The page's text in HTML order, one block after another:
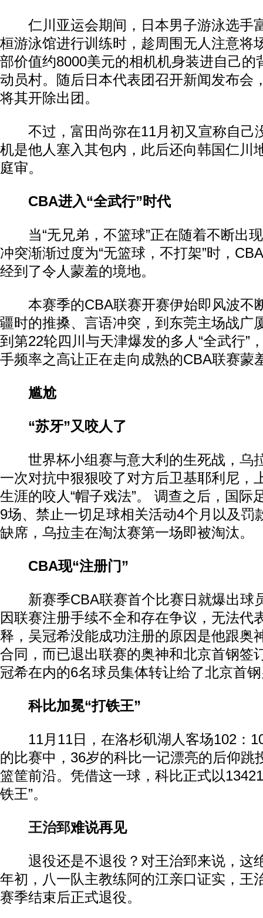
仁川亚运会期间，日本男子游泳选手
桓游泳馆进行训练时，趁周围无人注意将
部价值约8000美元的相机机身装进自己的
动员村。随后日本代表团召开新闻发布会
将其开除出团。
不过，富田尚弥在11月初又宣称自己
机是他人塞入其包内，此后还向韩国仁川
庭审。
CBA进入“全武行”时代
当“无兄弟，不篮球”正在随着不断出
冲突渐渐过度为“无篮球，不打架”时，
经到了令人蒙羞的境地。
本赛季的CBA联赛开赛伊始即风波不
疆时的推搡、言语冲突，到东莞主场战广
到第22轮四川与天津爆发的多人“全武行”
手频率之高让正在走向成熟的CBA联赛蒙
尴尬
“苏牙”又咬人了
世界杯小组赛与意大利的生死战， 乌
一次对抗中狠狠咬了对方后卫基耶利尼，
生涯的咬人“帽子戏法”。 调查之后，国际
9场、禁止一切足球相关活动4个月以及罚
缺席，乌拉圭在淘汰赛第一场即被淘汰。
CBA现“注册门”
新赛季CBA联赛首个比赛日就爆出球
因联赛注册手续不全和存在争议，无法代
释，吴冠希没能成功注册的原因是他跟奥
合同，而已退出联赛的奥神和北京首钢签
冠希在内的6名球员集体转让给了北京首
科比加冕“打铁王”
11月11日，在洛杉矶湖人客场102：
的比赛中，36岁的科比一记漂亮的后仰跳
篮筐前沿。凭借这一球，科比正式以
铁王”。
王治郅难说再见
退役还是不退役？对王治郅来说，这
年初，八一队主教练阿的江亲口证实，王
赛季结束后正式退役。